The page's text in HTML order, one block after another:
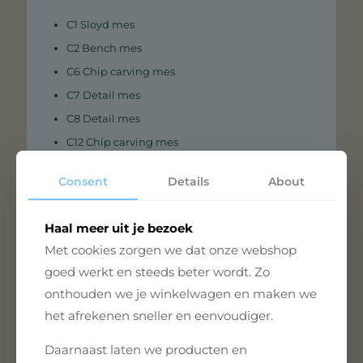
C1 Sloyd mes
C2 Bench mes
C6 Chip carving mes
C7 Detail mes
C8 Detail mes
C12 Chip carving mes
SK2 Spoon carving mes 30 mm
Lepels en kuksa’s snijden
Kommen en houten gebruiksvoorwerpen
Detail carving en ornamenten
Houtsculpturen en kleine projecten
De S08 is geschikt voor zowel beginners als ervaren
houtbewerkers die een complete en veelzijdige
Consent Details About
Haal meer uit je bezoek
Met cookies zorgen we dat onze webshop
goed werkt en steeds beter wordt. Zo
onthouden we je winkelwagen en maken we
het afrekenen sneller en eenvoudiger.
Daarnaast laten we producten en